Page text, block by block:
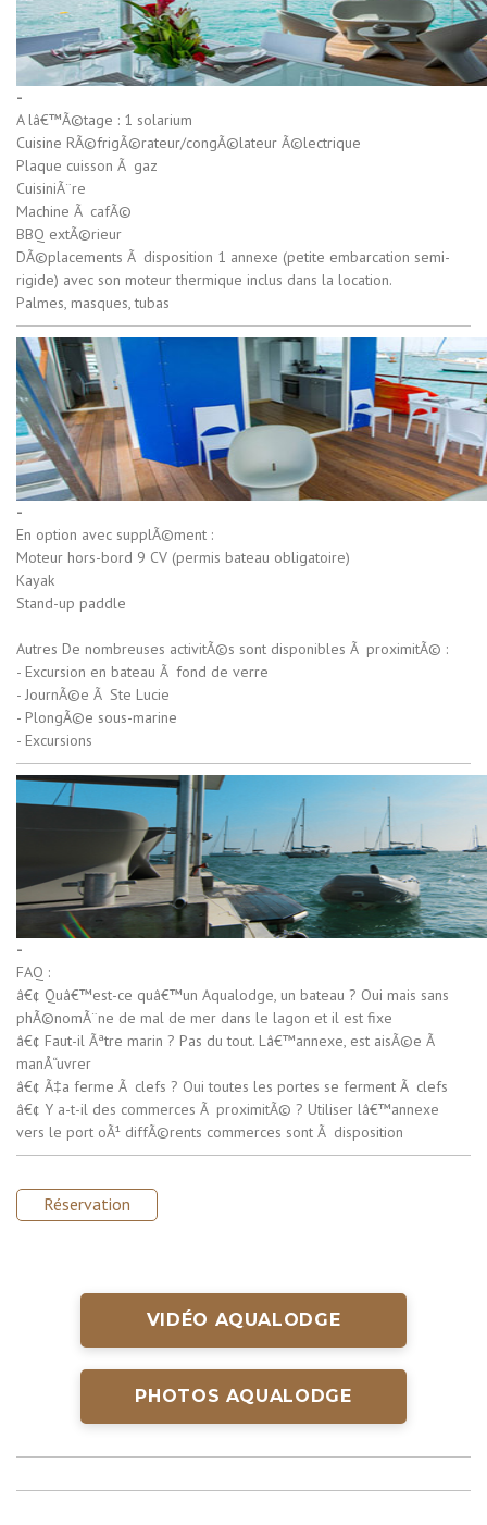
-
A lâ€™Ã©tage : 1 solarium
Cuisine RÃ©frigÃ©rateur/congÃ©lateur Ã©lectrique
Plaque cuisson Ã gaz
CuisiniÃ¨re
Machine Ã cafÃ©
BBQ extÃ©rieur
DÃ©placements Ã disposition 1 annexe (petite embarcation semi-
rigide) avec son moteur thermique inclus dans la location.
Palmes, masques, tubas
-
En option avec supplÃ©ment :
Moteur hors-bord 9 CV (permis bateau obligatoire)
Kayak
Stand-up paddle
Autres De nombreuses activitÃ©s sont disponibles Ã proximitÃ© :
- Excursion en bateau Ã fond de verre
- JournÃ©e Ã Ste Lucie
- PlongÃ©e sous-marine
- Excursions
-
FAQ :
â€¢ Quâ€™est-ce quâ€™un Aqualodge, un bateau ? Oui mais sans
phÃ©nomÃ¨ne de mal de mer dans le lagon et il est fixe
â€¢ Faut-il Ãªtre marin ? Pas du tout. Lâ€™annexe, est aisÃ©e Ã
manÅ“uvrer
â€¢ Ã‡a ferme Ã clefs ? Oui toutes les portes se ferment Ã clefs
â€¢ Y a-t-il des commerces Ã proximitÃ© ? Utiliser lâ€™annexe
vers le port oÃ¹ diffÃ©rents commerces sont Ã disposition
Réservation
VIDÉO AQUALODGE
PHOTOS AQUALODGE